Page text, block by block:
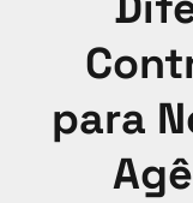
para